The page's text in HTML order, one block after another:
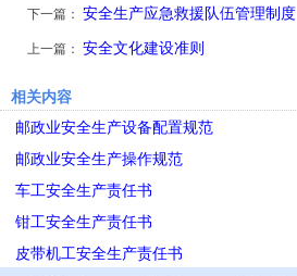
下一篇： 安全生产应急救援队伍管理制度
上一篇： 安全文化建设准则
相关内容
邮政业安全生产设备配置规范
邮政业安全生产操作规范
车工安全生产责任书
钳工安全生产责任书
皮带机工安全生产责任书